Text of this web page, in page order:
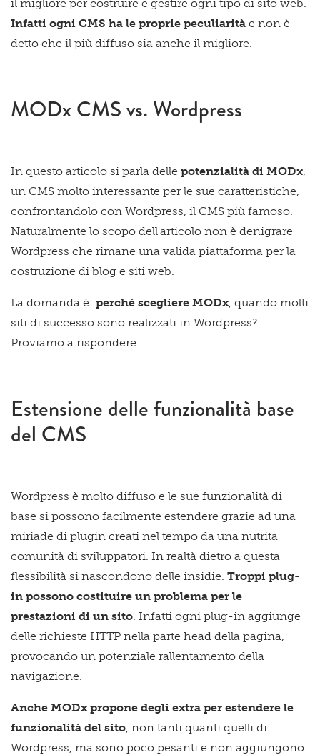
il migliore per costruire e gestire ogni tipo di sito web.
Infatti ogni CMS ha le proprie peculiarità e non è
detto che il più diffuso sia anche il migliore.
MODx CMS vs. Wordpress
In questo articolo si parla delle potenzialità di MODx
un CMS molto interessante per le sue caratteristiche,
confrontandolo con Wordpress, il CMS più famoso.
Naturalmente lo scopo dell'articolo non è denigrare
Wordpress che rimane una valida piattaforma per la
costruzione di blog e siti web.
La domanda è: perché scegliere MODx , quando molti
siti di successo sono realizzati in Wordpress?
Proviamo a rispondere.
Estensione delle funzionalità base
del CMS
Wordpress è molto diffuso e le sue funzionalità di
base si possono facilmente estendere grazie ad una
miriade di plugin creati nel tempo da una nutrita
comunità di sviluppatori. In realtà dietro a questa
flessibilità si nascondono delle insidie. Troppi plug-
in possono costituire un problema per le
prestazioni di un sito . Infatti ogni plug-in aggiunge
delle richieste HTTP nella parte head della pagina,
provocando un potenziale rallentamento della
navigazione.
Anche MODx propone degli extra per estendere le
funzionalità del sito , non tanti quanti quelli di
Wordpress, ma sono poco pesanti e non aggiungono